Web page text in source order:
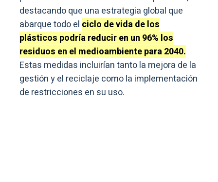
destacando que una estrategia global que
abarque todo el ciclo de vida de los
plásticos podría reducir en un 96% los
residuos en el medioambiente para 2040.
Estas medidas incluirían tanto la mejora de la
gestión y el reciclaje como la implementación
de restricciones en su uso.